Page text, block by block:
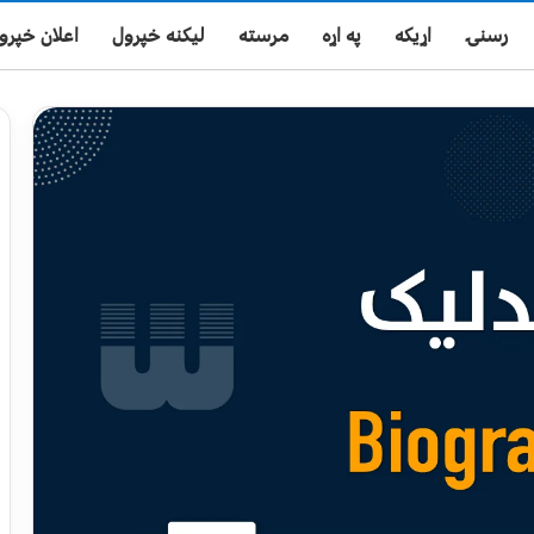
رسنۍ اړیکه په اړه مرسته لیکنه خپرول اعلان